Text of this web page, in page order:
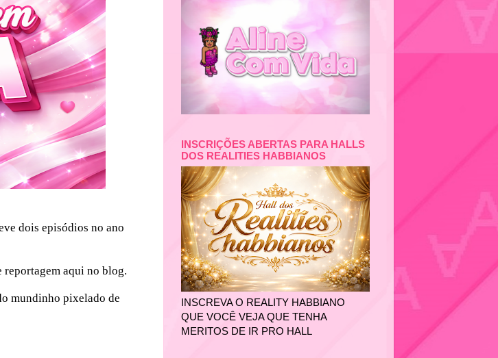
dois episódios no ano
reportagem aqui no blog.
mundinho pixelado de
INSCRIÇÕES ABERTAS PARA HALLS
DOS REALITIES HABBIANOS
INSCREVA O REALITY HABBIANO
QUE VOCÊ VEJA QUE TENHA
MERITOS DE IR PRO HALL